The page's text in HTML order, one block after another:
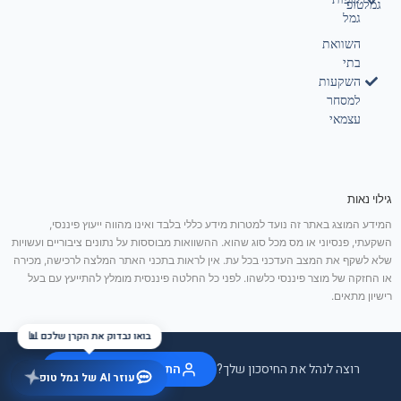
גמל
השוואת
בתי
השקעות
למסחר
עצמאי
גמלטופ
גילוי נאות
המידע המוצג באתר זה נועד למטרות מידע כללי בלבד ואינו מהווה ייעוץ פיננסי,
השקעתי, פנסיוני או מס מכל סוג שהוא. ההשוואות מבוססות על נתונים ציבוריים ועשויות
שלא לשקף את המצב העדכני בכל עת. אין לראות בתכני האתר המלצה לרכישה, מכירה
או החזקה של מוצר פיננסי כלשהו. לפני כל החלטה פיננסית מומלץ להתייעץ עם בעל
רישיון מתאים.
רוצה לנהל את החיסכון שלך? התחבר / הצטרף בחינם
עוזר AI של גמל טופ
בואו נבדוק את הקרן שלכם 📊